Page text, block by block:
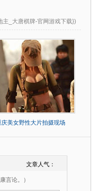
主_大唐棋牌-官网游戏下载})
庆美女野性大片拍摄现场
文章人气：
言论。）